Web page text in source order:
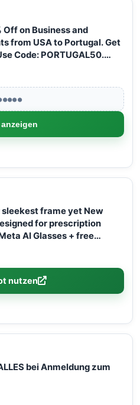
Off on Business and
from USA to Portugal. Get
Code: PORTUGAL50.
frame yet New
for prescription
AI Glasses + free
nutzen
bei Anmeldung zum